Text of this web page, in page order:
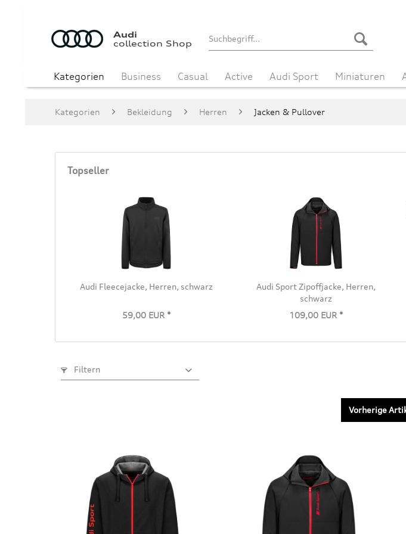
Audi
collection Shop
Kategorien Business Casual Active Audi Sport Miniaturen
Kategorien Bekleidung Herren Jacken & Pullover
Topseller
Audi Fleecejacke, Herren, schwarz
59,00 EUR *
Audi Sport Zipoffjacke, Herren,
schwarz
109,00 EUR *
Filtern
Vorherige